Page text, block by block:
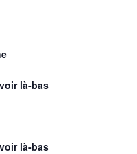
là-bas
là-bas